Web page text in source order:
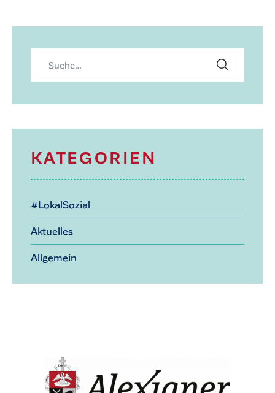
KATEGORIEN
#LokalSozial
Aktuelles
Allgemein